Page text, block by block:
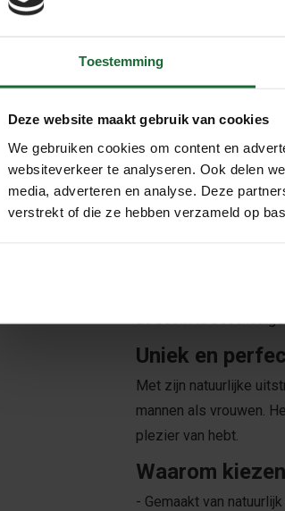
Toestemming
Deze website maakt gebruik van cookies
We gebruiken cookies om content en
websiteverkeer te analyseren. Ook delen
media, adverteren en analyse. Deze
verstrekt of die ze hebben verzameld op
Ontdek onze kurk
kurk is het perfecte
zijn onze kurkriemen
Voor dames
Wij bieden
hebben een tijdloos
Kurk is een
de boom te
Uniek en
Met zijn natuurlijke
mannen als vrouwen.
plezier van hebt.
Waarom
- Gemaakt van